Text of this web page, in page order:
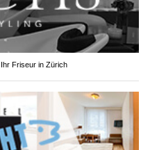
Friseur in Zürich